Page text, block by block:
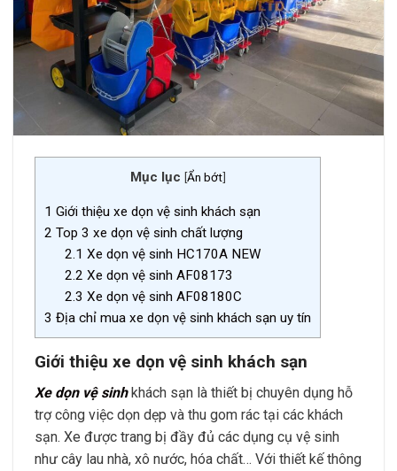
Mục lục [Ẩn bớt]
1 Giới thiệu xe dọn vệ sinh khách sạn
2 Top 3 xe dọn vệ sinh chất lượng
2.1 Xe dọn vệ sinh HC170A NEW
2.2 Xe dọn vệ sinh AF08173
2.3 Xe dọn vệ sinh AF08180C
3 Địa chỉ mua xe dọn vệ sinh khách sạn uy tín
Giới thiệu xe dọn vệ sinh khách sạn
Xe dọn vệ sinhkhách sạn là thiết bị chuyên dụng hỗ
trợ công việc dọn dẹp và thu gom rác tại các khách
sạn. Xe được trang bị đầy đủ các dụng cụ vệ sinh
như cây lau nhà, xô nước, hóa chất… Với thiết kế thông